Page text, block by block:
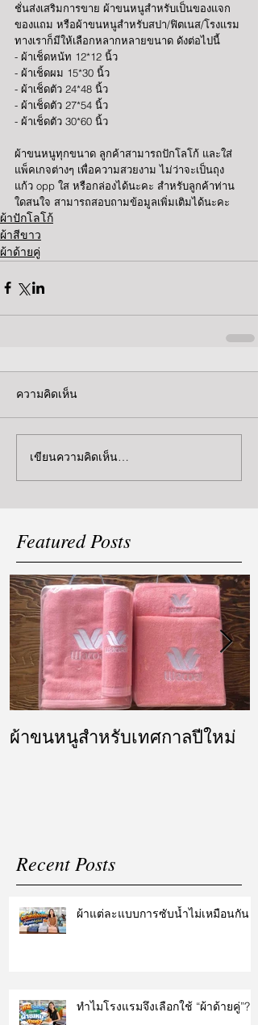
ชั่นส่งเสริมการขาย ผ้าขนหนูสำหรับเป็นของแจก
ของแถม หรือผ้าขนหนูสำหรับสปา/ฟิตเนส/โรงแรม
ทางเราก็มีให้เลือกหลากหลายขนาด ดังต่อไปนี้
- ผ้าเช็ดหน้ท 12*12 นิ้ว
- ผ้าเช็ดผม 15*30 นิ้ว
- ผ้าเช็ดตัว 24*48 นิ้ว
- ผ้าเช็ดตัว 27*54 นิ้ว
- ผ้าเช็ดตัว 30*60 นิ้ว
ผ้าขนหนูทุกขนาด ลูกค้าสามารถปักโลโก้ และใส่
แพ็คเกจต่างๆ เพื่อความสวยงาม ไม่ว่าจะเป็นถุง
แก้ว opp ใส หรือกล่องได้นะคะ สำหรับลูกค้าท่าน
ใดสนใจ สามารถสอบถามข้อมูลเพิ่มเติมได้นะคะ
ผ้าปักโลโก้
ผ้าสีขาว
ผ้าด้ายคู่
ความคิดเห็น
เขียนความคิดเห็น…
Featured Posts
ผ้าขนหนูสำหรับเทศกาลปีใหม่
Recent Posts
ผ้าแต่ละแบบการซับน้ำไม่เหมือนกัน
ทำไมโรงแรมจึงเลือกใช้ “ผ้าด้ายคู่”?